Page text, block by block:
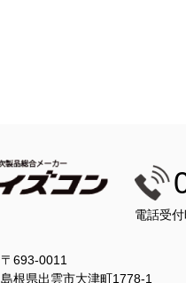
電話受
〒693-0011
島根県出雲市大津町1778-1